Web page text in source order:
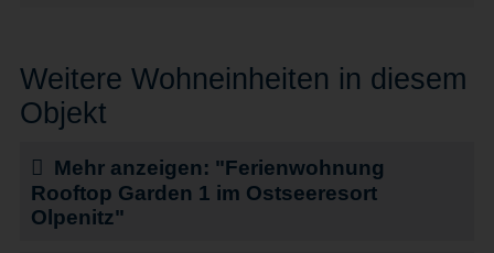
Weitere Wohneinheiten in diesem
Objekt
Mehr anzeigen: "Ferienwohnung
Rooftop Garden 1 im Ostseeresort
Olpenitz"